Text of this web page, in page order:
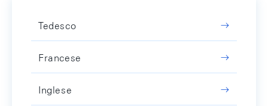
Tedesco
Francese
Inglese